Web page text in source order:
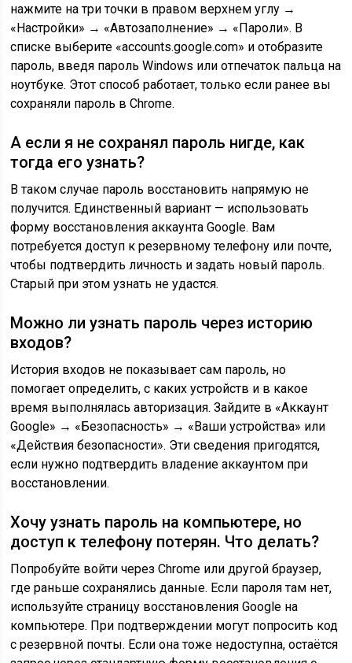
нажмите на три точки в правом верхнем углу →
«Настройки» → «Автозаполнение» → «Пароли». В
списке выберите «accounts.google.com» и отобразите
пароль, введя пароль Windows или отпечаток пальца на
ноутбуке. Этот способ работает, только если ранее вы
сохраняли пароль в Chrome.
А если я не сохранял пароль нигде, как
тогда его узнать?
В таком случае пароль восстановить напрямую не
получится. Единственный вариант — использовать
форму восстановления аккаунта Google. Вам
потребуется доступ к резервному телефону или почте,
чтобы подтвердить личность и задать новый пароль.
Старый при этом узнать не удастся.
Можно ли узнать пароль через историю
входов?
История входов не показывает сам пароль, но
помогает определить, с каких устройств и в какое
время выполнялась авторизация. Зайдите в «Аккаунт
Google» → «Безопасность» → «Ваши устройства» или
«Действия безопасности». Эти сведения пригодятся,
если нужно подтвердить владение аккаунтом при
восстановлении.
Хочу узнать пароль на компьютере, но
доступ к телефону потерян. Что делать?
Попробуйте войти через Chrome или другой браузер,
где раньше сохранялись данные. Если пароля там нет,
используйте страницу восстановления Google на
компьютере. При подтверждении могут попросить код
с резервной почты. Если она тоже недоступна, остаётся